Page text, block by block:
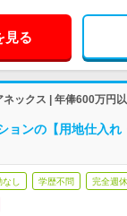
見る
ックス | 年俸600万円
ョンの【用地仕入
なし 学歴不問 完全週